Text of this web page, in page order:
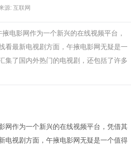
源: 互联网
电影网作为一个新兴的在线视频平台，
看最新电视剧方面，午掖电影网无疑是一
集了国内外热门的电视剧，还包括了许多
网作为一个新兴的在线视频平台，凭借其
电视剧方面，午掖电影网无疑是一个值得